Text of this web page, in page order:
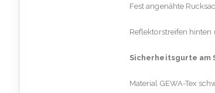
Fest angenähte
Reflektorstreifen hinten
Sicherheitsgurte am
Material GEWA-Tex